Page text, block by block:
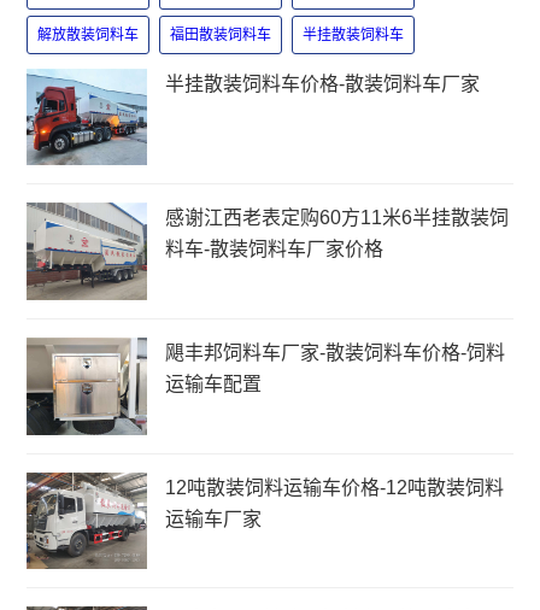
解放散装饲料车 福田散装饲料车 半挂散装饲料车
半挂散装饲料车价格-散装饲料车厂家
感谢江西老表定购60方11米6半挂散装饲
料车-散装饲料车厂家价格
飓丰邦饲料车厂家-散装饲料车价格-饲料
运输车配置
12吨散装饲料运输车价格-12吨散装饲料
运输车厂家